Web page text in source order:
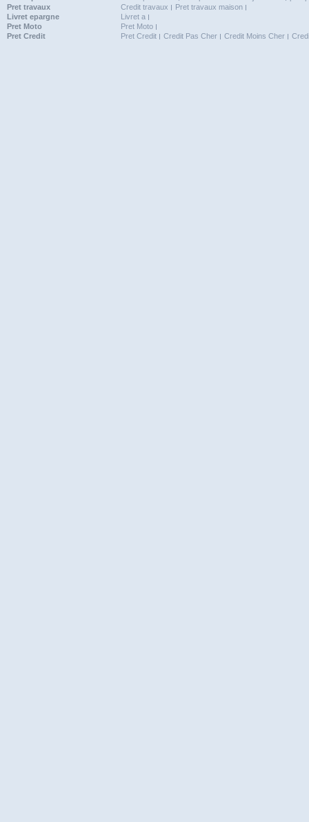
Pret travaux
Credit travaux
Pret travaux maison
Livret epargne
Livret a
Pret Moto
Pret Moto
Pret Credit
Pret Credit Credit Pas Cher Credit Moins Cher